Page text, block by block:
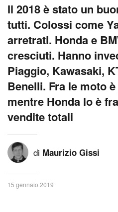
Il 2018 è stato un
tutti. Colossi come
arretrati. Honda e
cresciuti. Hanno
Piaggio, Kawasaki,
Benelli. Fra le moto
mentre Honda lo è
vendite totali
di Maurizio Gissi
15 gennaio 2019